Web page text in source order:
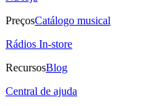
PreçosCatálogo musical
Rádios In-store
RecursosBlog
Central de ajuda